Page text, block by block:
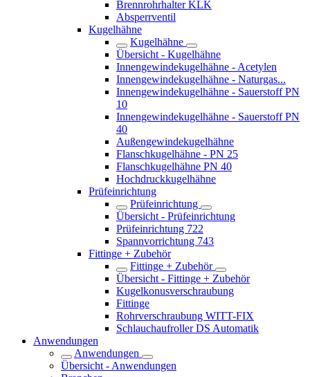
Brennrohrhalter KLK
Absperrventil
Kugelhähne
Kugelhähne
Übersicht - Kugelhähne
Innengewindekugelhähne - Acetylen
Innengewindekugelhähne - Naturgas...
Innengewindekugelhähne - Sauerstoff PN
10
Innengewindekugelhähne - Sauerstoff PN
40
Außengewindekugelhähne
Flanschkugelhähne - PN 25
Flanschkugelhähne PN 40
Hochdruckkugelhähne
Prüfeinrichtung
Prüfeinrichtung
Übersicht - Prüfeinrichtung
Prüfeinrichtung 722
Spannvorrichtung 743
Fittinge + Zubehör
Fittinge + Zubehör
Übersicht - Fittinge + Zubehör
Kugelkonusverschraubung
Fittinge
Rohrverschraubung WITT-FIX
Schlauchaufroller DS Automatik
Anwendungen
Anwendungen
Übersicht - Anwendungen